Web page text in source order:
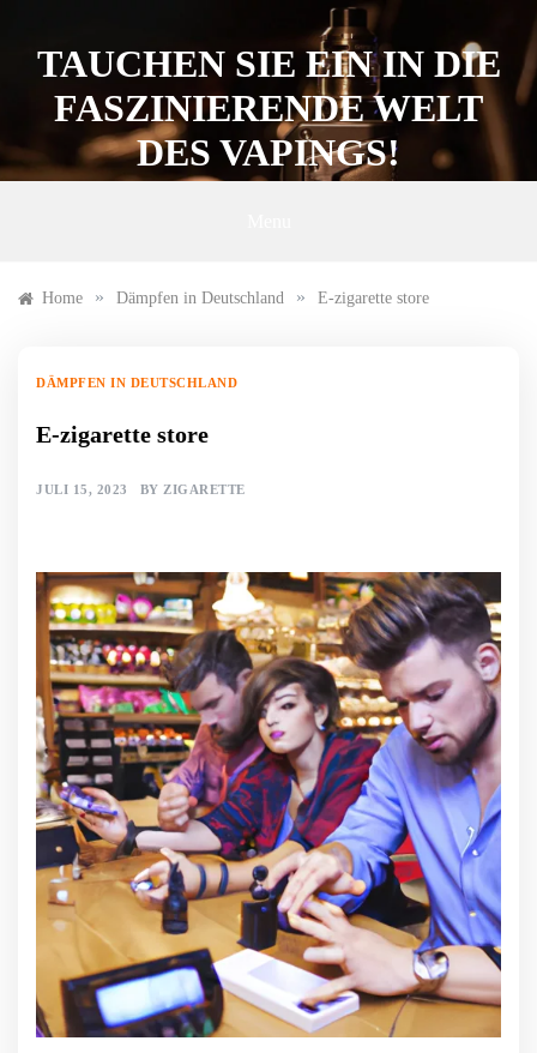
contentTAUCHEN SIE EIN IN DIE
FASZINIERENDE WELT
DES VAPINGS!
Home » Dämpfen in Deutschland » E-zigarette store
DÄMPFEN IN DEUTSCHLAND
E-zigarette store
JULI 15, 2023 BY ZIGARETTE